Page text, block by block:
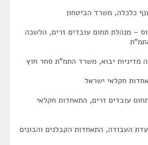
כלכלה, משרד הביטחון
– מנהלת תחום עובדים זרים, הלשכה
מדיניות יבוא, משרד התמ"ת סחר חוץ
חקלאי ישראל
עובדים זרים, התאחדות חקלאי
העבודה, התאחדות הקבלנים והבונים